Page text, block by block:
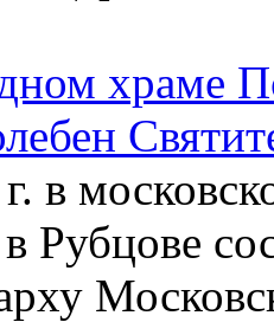
храме
в
Рубцове